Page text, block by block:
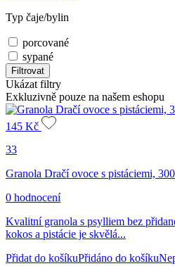
Typ čaje/bylin
porcované
sypané
Filtrovat
Ukázat filtry
Exkluzivně pouze na našem eshopu
145 Kč
33
Granola Dračí ovoce s pistáciemi,
0 hodnocení
Kvalitní granola s psylliem bez
kokos a pistácie je skvělá...
Přidat do košíkuPřidáno do košíku